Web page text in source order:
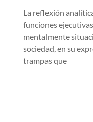
La reflexión
funciones
mentalmente
sociedad, en su
trampas que